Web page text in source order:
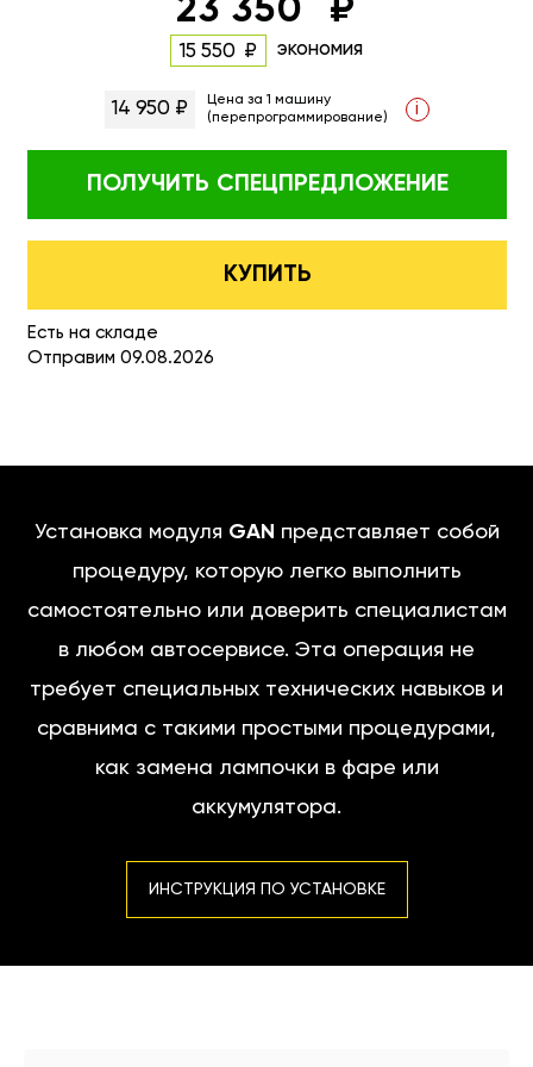
23 350
15 550 экономия
14 950 ₽
Цена за 1 машину
(перепрограммирование)
i
ПОЛУЧИТЬ СПЕЦПРЕДЛОЖЕНИЕ
КУПИТЬ
Есть на складе
Отправим 09.08.2026
Установка модуля GAN представляет собой
процедуру, которую легко выполнить
самостоятельно или доверить специалистам
в любом автосервисе. Эта операция не
требует специальных технических навыков и
сравнима с такими простыми процедурами,
как замена лампочки в фаре или
аккумулятора.
ИНСТРУКЦИЯ ПО УСТАНОВКЕ